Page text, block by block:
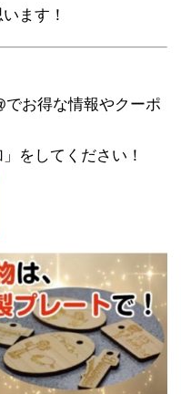
ます！
でお得な情報やクーポ
をしてください！